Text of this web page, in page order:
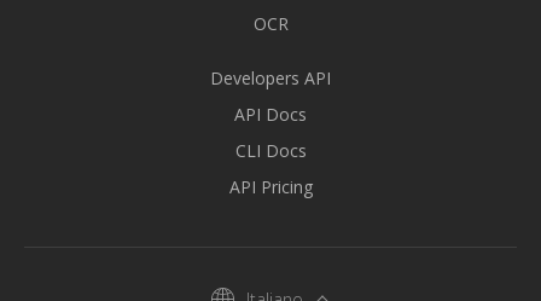
OCR
Developers API
API Docs
CLI Docs
API Pricing